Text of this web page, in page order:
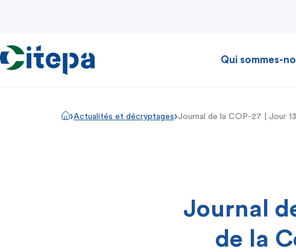
Qui sommes-
›Actualités et décryptages›Journal de la COP-27 | Jour
Journal
de la